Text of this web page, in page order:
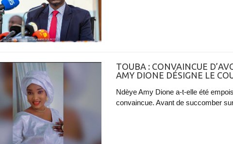
TOUBA : CONVAINCUE
AMY DIONE DÉSIGNE LE
Ndèye Amy Dione a-t-elle été
convaincue. Avant de succomber